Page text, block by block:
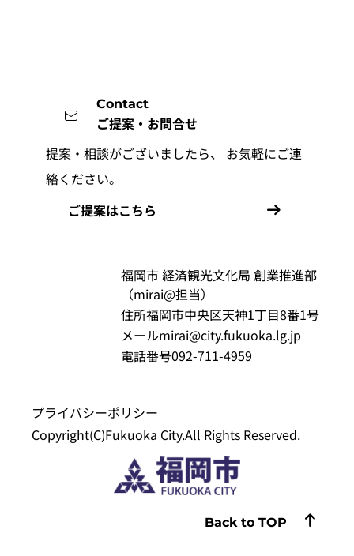
Contact
ご提案・お問合せ
提案・相談がございましたら、
お気軽にご連
絡ください。
ご提案はこちら
福岡市 経済観光文化局 創業推進部
（mirai@担当）
住所福岡市中央区天神1丁目8番1号
メールmirai@city.fukuoka.lg.jp
電話番号092-711-4959
プライバシーポリシー
Copyright(C)Fukuoka City.All Rights Reserved.
Back to TOP